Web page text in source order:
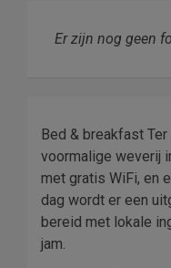
Er zijn nog geen
Bed & breakfast
voormalige weverij
met gratis WiFi, en
dag wordt er een
bereid met lokale
jam.